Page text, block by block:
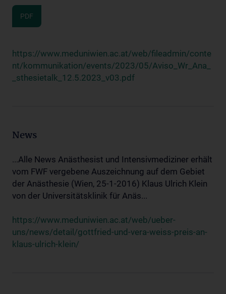
PDF
https://www.meduniwien.ac.at/web/fileadmin/conte
nt/kommunikation/events/2023/05/Aviso_Wr_Ana_
_sthesietalk_12.5.2023_v03.pdf
News
...Alle News Anästhesist und Intensivmediziner erhält
vom FWF vergebene Auszeichnung auf dem Gebiet
der Anästhesie (Wien, 25-1-2016) Klaus Ulrich Klein
von der Universitätsklinik für Anäs...
https://www.meduniwien.ac.at/web/ueber-
uns/news/detail/gottfried-und-vera-weiss-preis-an-
klaus-ulrich-klein/